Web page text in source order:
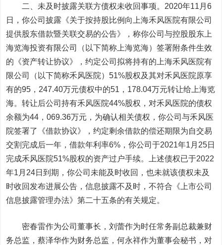
二、未及时披露关联方债权未收回事项。2020年11月6
日，你公司披露《关于按持股比例向上海禾风医院有限公司
提供股东借款暨关联交易的公告》，称你公司与控股股东上
海览海投资有限公司（以下简称上海览海）签署附条件生效
的《资产转让协议》，约定公司拟将持有的上海禾风医院有
限公司（以下简称禾风医院）51%股权及其对禾风医院原享
有的95，247.40万元债权中的51，178.04万元转让给上海览
海。转让后公司持有禾风医院44%股权，对禾风医院的债权
余额为44，069.36万元，为确认相关债权，你公司与禾风医
院签署了《借款协议》，约定剩余借款的偿还期限为自交易
交割完成后一年，借款年利率6%，你公司于2021年1月25日
完成禾风医院51%股权的资产过户手续。上述债权已于2022
年1月24日到期，你公司未能及时收回，也未就该债权未及
时收回发布进展公告，信息披露不及时，不符合《上市公司
信息披露管理办法》第二十五条的有关规定。
密春雷作为公司董事长，刘蕾作为时任常务副总裁兼财
务总监，蔡泽华作为财务总监，何永祥作为董事会秘书，对